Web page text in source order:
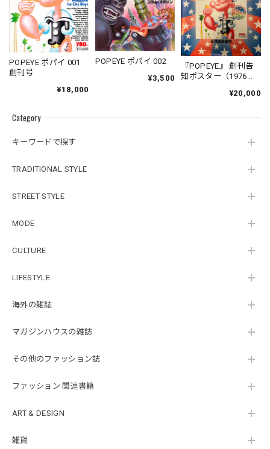
Category
キーワードで探す
TRADITIONAL STYLE
STREET STYLE
MODE
CULTURE
LIFESTYLE
海外の雑誌
マガジンハウスの雑誌
その他のファッション誌
ファッション 関連書籍
ART & DESIGN
雑貨
POPEYE ポパイ 001
創刊号
¥18,000
POPEYE ポパイ 002
¥3,500
『POPEYE』 創刊告
知ポスター（1976
¥20,000